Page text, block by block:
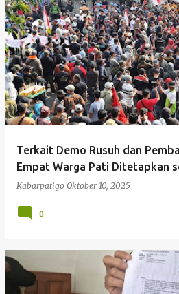
Terkait Demo Rusuh dan
Empat Warga Pati Ditetapkan
Kabarpatigo Oktober 10, 2025
0